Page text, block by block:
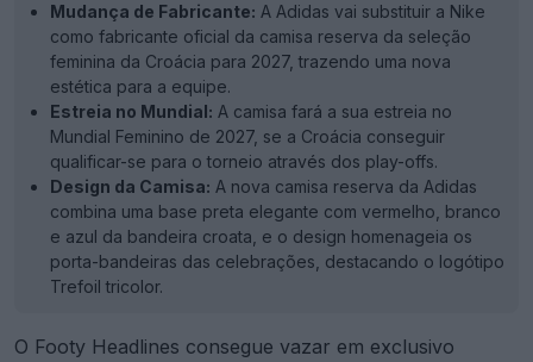
Mudança de Fabricante: A Adidas vai substituir a Nike
como fabricante oficial da camisa reserva da seleção
feminina da Croácia para 2027, trazendo uma nova
estética para a equipe.
Estreia no Mundial: A camisa fará a sua estreia no
Mundial Feminino de 2027, se a Croácia conseguir
qualificar-se para o torneio através dos play-offs.
Design da Camisa: A nova camisa reserva da Adidas
combina uma base preta elegante com vermelho, branco
e azul da bandeira croata, e o design homenageia os
porta-bandeiras das celebrações, destacando o logótipo
Trefoil tricolor.
O Footy Headlines consegue vazar em exclusivo